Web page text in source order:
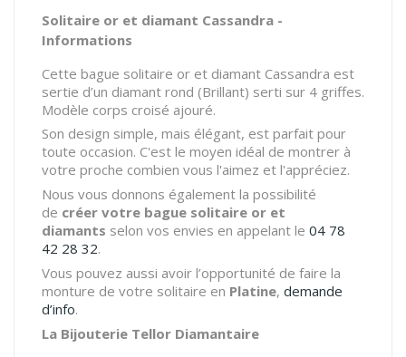
Solitaire or et diamant Cassandra -
Informations
Cette bague solitaire or et diamant Cassandra est
sertie d’un diamant rond (Brillant) serti sur 4 griffes.
Modèle corps croisé ajouré.
Son design simple, mais élégant, est parfait pour
toute occasion. C'est le moyen idéal de montrer à
votre proche combien vous l'aimez et l'appréciez.
Nous vous donnons également la possibilité
de créer votre bague solitaire or et
diamants selon vos envies en appelant le 04 78
42 28 32.
Vous pouvez aussi avoir l’opportunité de faire la
monture de votre solitaire en Platine, demande
d’info.
La Bijouterie Tellor Diamantaire